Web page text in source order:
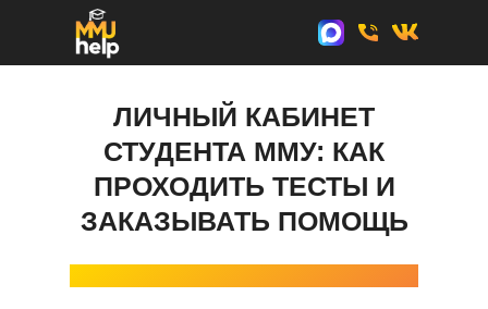
ЛИЧНЫЙ КАБИНЕТ
СТУДЕНТА ММУ: КАК
ПРОХОДИТЬ ТЕСТЫ И
ЗАКАЗЫВАТЬ ПОМОЩЬ